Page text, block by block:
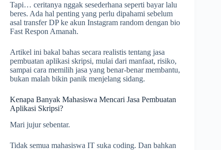
Tapi… ceritanya nggak sesederhana seperti bayar lalu
beres. Ada hal penting yang perlu dipahami sebelum
asal transfer DP ke akun Instagram random dengan bio
Fast Respon Amanah.
Artikel ini bakal bahas secara realistis tentang jasa
pembuatan aplikasi skripsi, mulai dari manfaat, risiko,
sampai cara memilih jasa yang benar-benar membantu,
bukan malah bikin panik menjelang sidang.
Kenapa Banyak Mahasiswa Mencari Jasa Pembuatan
Aplikasi Skripsi?
Mari jujur sebentar.
Tidak semua mahasiswa IT suka coding. Dan bahkan